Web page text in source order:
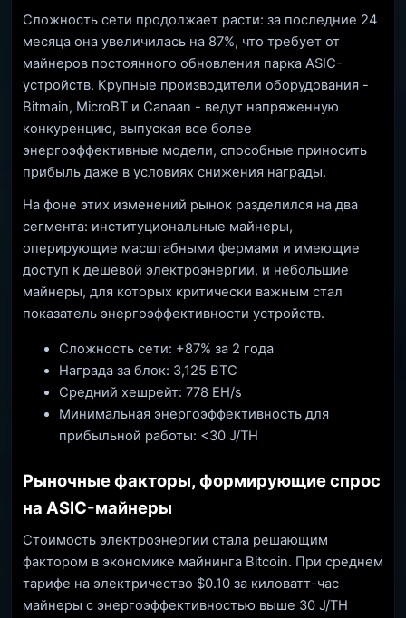
Сложность сети продолжает расти: за последние 24
месяца она увеличилась на 87%, что требует от
майнеров постоянного обновления парка ASIC-
устройств. Крупные производители оборудования -
Bitmain, MicroBT и Canaan - ведут напряженную
конкуренцию, выпуская все более
энергоэффективные модели, способные приносить
прибыль даже в условиях снижения награды.
На фоне этих изменений рынок разделился на два
сегмента: институциональные майнеры,
оперирующие масштабными фермами и имеющие
доступ к дешевой электроэнергии, и небольшие
майнеры, для которых критически важным стал
показатель энергоэффективности устройств.
Сложность сети: +87% за 2 года
Награда за блок: 3,125 BTC
Средний хешрейт: 778 EH/s
Минимальная энергоэффективность для
прибыльной работы: <30 J/TH
Рыночные факторы, формирующие спрос
на ASIC-майнеры
Стоимость электроэнергии стала решающим
фактором в экономике майнинга Bitcoin. При среднем
тарифе на электричество $0.10 за киловатт-час
майнеры с энергоэффективностью выше 30 J/TH